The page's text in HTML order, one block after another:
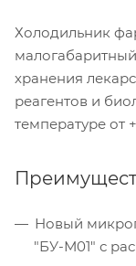
Холодильник
хранения
реагентов и
температуре от
Новый
"БУ-М01" с